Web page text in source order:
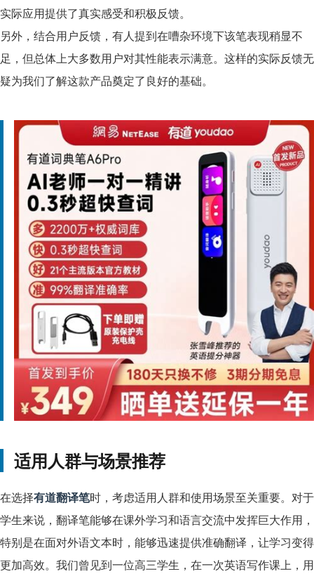
实际应用提供了真实感受和积极反馈。
另外，结合用户反馈，有人提到在嘈杂环境下该笔表现稍显不
足，但总体上大多数用户对其性能表示满意。这样的实际反馈无
疑为我们了解这款产品奠定了良好的基础。
适用人群与场景推荐
在选择有道翻译笔时，考虑适用人群和使用场景至关重要。对于
学生来说，翻译笔能够在课外学习和语言交流中发挥巨大作用，
特别是在面对外语文本时，能够迅速提供准确翻译，让学习变得
更加高效。我们曾见到一位高三学生，在一次英语写作课上，用